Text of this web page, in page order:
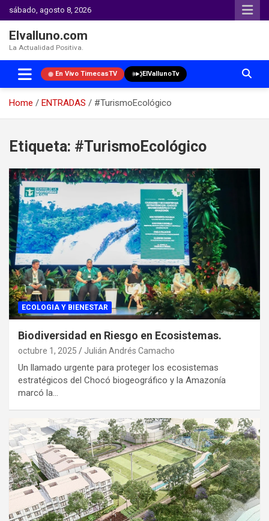
sábado, agosto 8, 2026
Elvalluno.com
La Actualidad Positiva.
En Vivo TimecasTV ElVallunoTv
Home ENTRADAS
#TurismoEcológico
content
Etiqueta: #TurismoEcológico
ECOLOGIA Y BIENESTAR
Biodiversidad en Riesgo en Ecosistemas.
octubre 1, 2025 Julián Andrés Camacho
Un llamado urgente para proteger los ecosistemas
estratégicos del Chocó biogeográfico y la Amazonía
marcó la…